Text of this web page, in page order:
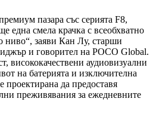
пазара със серията F8,
една смела крачка с всеобхватно
ниво“, заяви Кан Лу, старши
и говорител на POCO Global.
висококачествени аудиовизуални
на батерията и изключителна
проектирана да предоставя
преживявания за ежедневните